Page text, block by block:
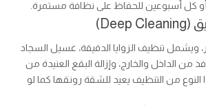
أو كل أسبوعين للحفاظ على نظافة مستمرة.
تنظيف الزوايا الدقيقة، غسيل السجاد
من الداخل والخارج، وإزالة البقع العنيدة من
النوع من التنظيف يعيد للشقة رونقها كما لو